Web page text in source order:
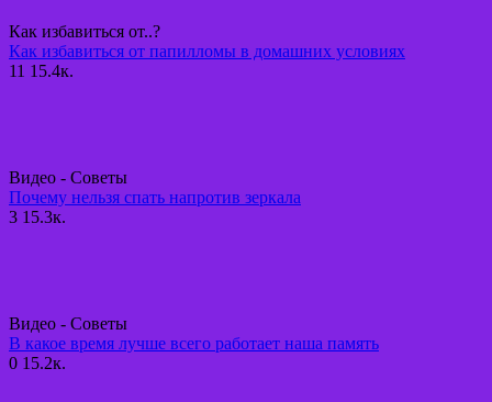
Как избавиться от..?
Как избавиться от папилломы в домашних условиях
11 15.4к.
Видео - Советы
Почему нельзя спать напротив зеркала
3 15.3к.
Видео - Советы
В какое время лучше всего работает наша память
0 15.2к.